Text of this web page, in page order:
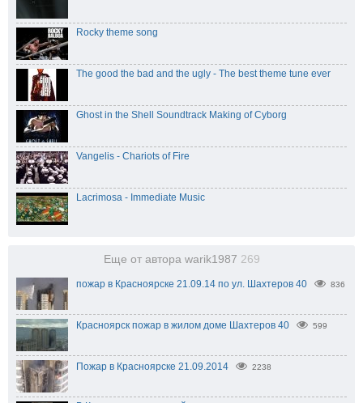
Rocky theme song
The good the bad and the ugly - The best theme tune ever
Ghost in the Shell Soundtrack Making of Cyborg
Vangelis - Chariots of Fire
Lacrimosa - Immediate Music
Еще от автора warik1987 269
пожар в Красноярске 21.09.14 по ул. Шахтеров 40 836
Красноярск пожар в жилом доме Шахтеров 40 599
Пожар в Красноярске 21.09.2014 2238